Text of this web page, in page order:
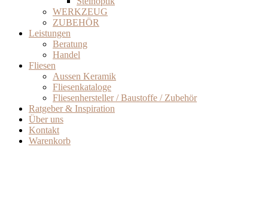
WERKZEUG
ZUBEHÖR
Leistungen
Beratung
Handel
Fliesen
Aussen Keramik
Fliesenkataloge
Fliesenhersteller / Baustoffe / Zubehör
Ratgeber & Inspiration
Über uns
Kontakt
Warenkorb